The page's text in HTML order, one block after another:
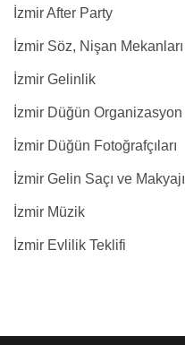
İzmir After Party
İzmir Söz, Nişan Mekanları
İzmir Gelinlik
İzmir Düğün Organizasyon
İzmir Düğün Fotoğrafçıları
İzmir Gelin Saçı ve Makyajı
İzmir Müzik
İzmir Evlilik Teklifi